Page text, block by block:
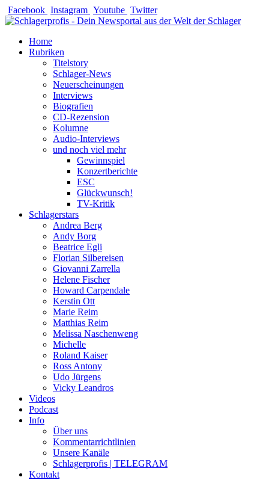
Zum
Inhalt
Facebook Instagram Youtube Twitter
Home
Rubriken
Titelstory
Schlager-News
Neuerscheinungen
Interviews
Biografien
CD-Rezension
Kolumne
Audio-Interviews
und noch viel mehr
Gewinnspiel
Konzertberichte
ESC
Glückwunsch!
TV-Kritik
Schlagerstars
Andrea Berg
Andy Borg
Beatrice Egli
Florian Silbereisen
Giovanni Zarrella
Helene Fischer
Howard Carpendale
Kerstin Ott
Marie Reim
Matthias Reim
Melissa Naschenweng
Michelle
Roland Kaiser
Ross Antony
Udo Jürgens
Vicky Leandros
Videos
Podcast
Info
Über uns
Kommentarrichtlinien
Unsere Kanäle
Schlagerprofis | TELEGRAM
Kontakt